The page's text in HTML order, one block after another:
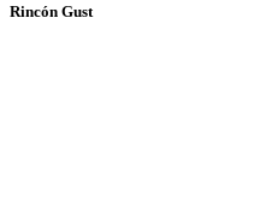
Rincón Gust